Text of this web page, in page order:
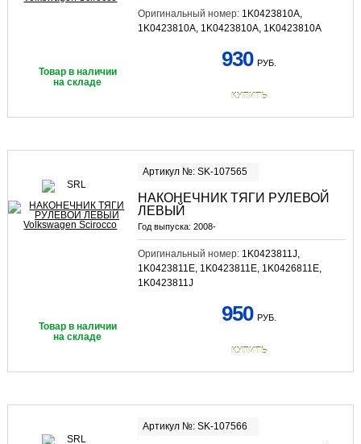
Оригинальный номер: 1K0423810A,
1K0423810A, 1K0423810A, 1K0423810A
Товар в наличии
на складе
930 РУБ.
КУПИТЬ
Артикул №: SK-107565
НАКОНЕЧНИК ТЯГИ РУЛЕВОЙ
ЛЕВЫЙ
Год выпуска: 2008-
Оригинальный номер: 1K0423811J,
1K0423811E, 1K0423811E, 1K0426811E,
1K0423811J
Товар в наличии
на складе
950 РУБ.
КУПИТЬ
Артикул №: SK-107566